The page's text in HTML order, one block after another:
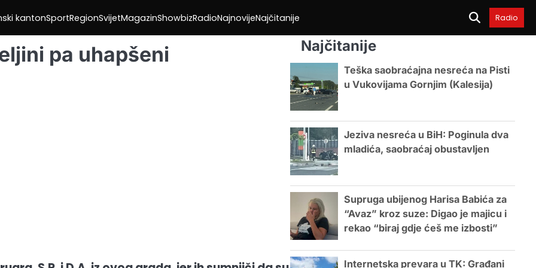
kantonSportRegionSvijetMagazinShowbizRadioNajnovijeNajčitanije Radio
pa uhapšeni Najčitanije
Teška saobraćajna nesreća na Pisti
u Vukovijama Gornjim (Kalesija)
Jeziva nesreća u BiH: Poginula dva
mladića, saobraćaj obustavljen
Supruga ubijenog Harisa Babića za
“Avaz” kroz suze: Digao je majicu i
rekao “biraj gdje ćeš me izbosti”
Internetska prevara u TK: Građani